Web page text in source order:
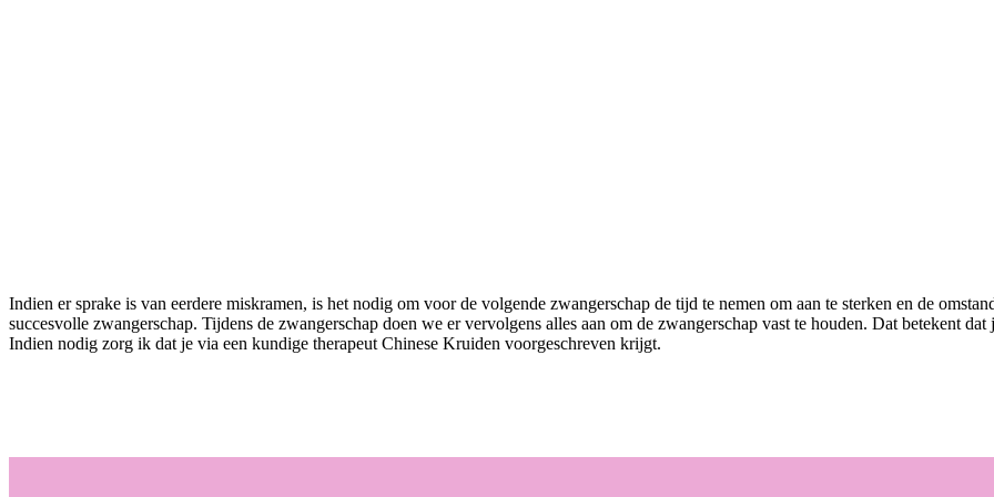
Indien er sprake is van eerdere miskramen, is het nodig om voor de volgende zwangerschap de tijd te nemen om aan te sterken en de
succesvolle zwangerschap. Tijdens de zwangerschap doen we er vervolgens alles aan om de zwangerschap vast te houden. Dat betekent
Indien nodig zorg ik dat je via een kundige therapeut Chinese Kruiden voorgeschreven krijgt.